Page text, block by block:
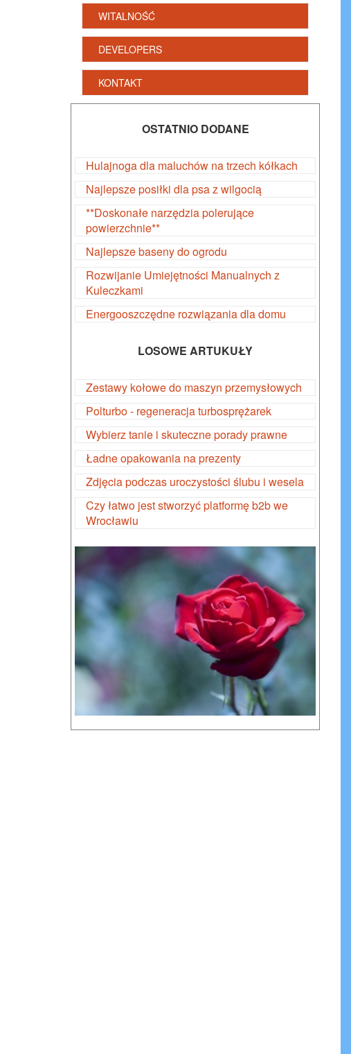
WITALNOŚĆ
DEVELOPERS
KONTAKT
OSTATNIO DODANE
Hulajnoga dla maluchów na trzech kółkach
Najlepsze posiłki dla psa z wilgocią
**Doskonałe narzędzia polerujące
powierzchnie**
Najlepsze baseny do ogrodu
Rozwijanie Umiejętności Manualnych z
Kuleczkami
Energooszczędne rozwiązania dla domu
LOSOWE ARTUKUŁY
Zestawy kołowe do maszyn przemysłowych
Polturbo - regeneracja turbosprężarek
Wybierz tanie i skuteczne porady prawne
Ładne opakowania na prezenty
Zdjęcia podczas uroczystości ślubu i wesela
Czy łatwo jest stworzyć platformę b2b we
Wrocławiu